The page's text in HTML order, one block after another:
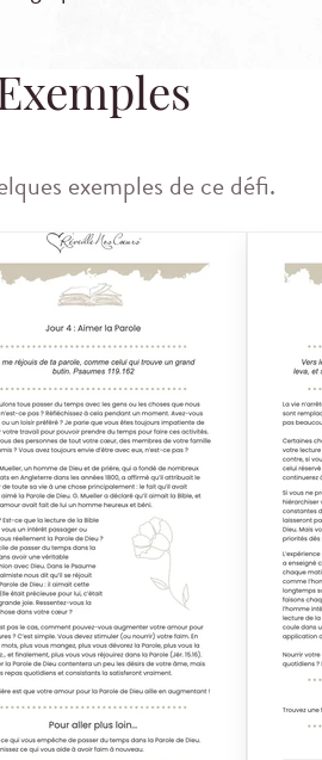
exemples de ce défi.